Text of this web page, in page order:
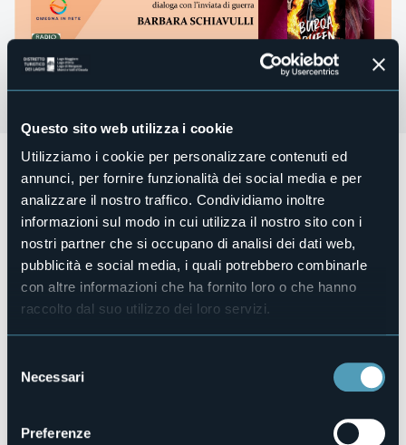
Questo sito web utilizza i cookie
Utilizziamo i cookie per personalizzare contenuti ed
annunci, per fornire funzionalità dei social media e per
analizzare il nostro traffico. Condividiamo inoltre
informazioni sul modo in cui utilizza il nostro sito con i
nostri partner che si occupano di analisi dei dati web,
pubblicità e social media, i quali potrebbero combinarle
con altre informazioni che ha fornito loro o che hanno
raccolto dal suo utilizzo dei loro servizi.
delNecessari
Preferenze
Dueappuntamenti dedicati alle donnepresso la
biblioteca civica "G.Rodari":
Venerdì 14 marzo ore 18.00 - "Afghanistan... donne e
diritti"Giulia Rodari dialoga con l'inviata di guerra Barbara
Schiavulli. A seguire la presentazione del libro Burqua
Queen.
Ingresso gratuito.
Luogo dell'evento
biblioteca civica "G.Rodari"
+39 0323 887234 (biblioteca) / +39 032361930 (IAT)
infopoint@comune.omegna.vb.it